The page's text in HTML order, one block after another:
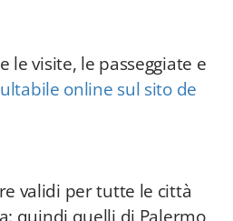
le visite, le passeggiate e
online sul sito de
validi per tutte le città